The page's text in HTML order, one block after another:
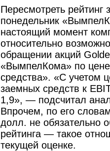
Пересмотреть рейтинг
понедельник
настоящий момент
относительно
обращении акций
«ВымпелКома» по
средства». «С учетом
заемных средств к
1,9», — подсчитал
Впрочем, по его
долл. не обязательно
рейтинга — такое
текущей оценке.